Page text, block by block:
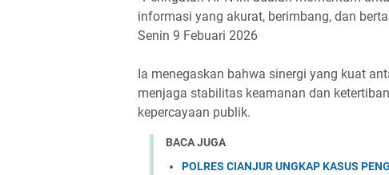
informasi yang akurat, berimbang, dan
Senin 9 Febuari 2026
Ia menegaskan bahwa sinergi yang kuat
menjaga stabilitas keamanan dan
kepercayaan publik.
BACA JUGA
POLRES CIANJUR UNGKAP KASUS